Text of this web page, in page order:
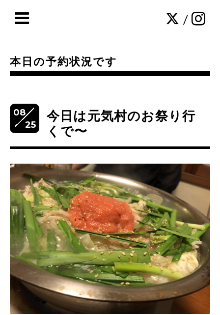
/
本日の予約状況です
08
25
今日は元気村のお祭り行
くで〜